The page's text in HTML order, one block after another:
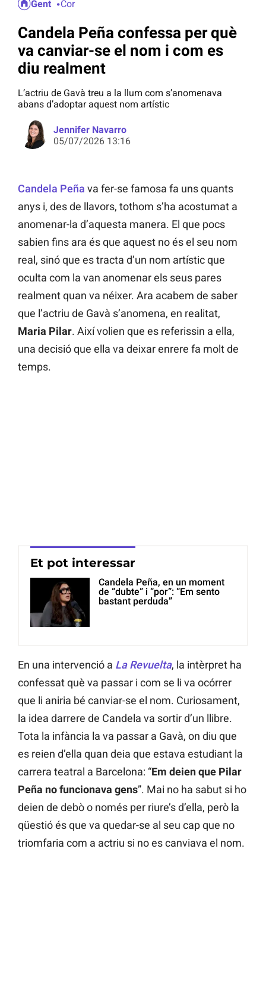
Gent Cor
Candela Peña confessa per què
va canviar-se el nom i com es
diu realment
L’actriu de Gavà treu a la llum com s’anomenava
abans d’adoptar aquest nom artístic
Jennifer Navarro
05/07/2026 13:16
Candela Peña va fer-se famosa fa uns quants
anys i, des de llavors, tothom s’ha acostumat a
anomenar-la d’aquesta manera. El que pocs
sabien fins ara és que aquest no és el seu nom
real, sinó que es tracta d’un nom artístic que
oculta com la van anomenar els seus pares
realment quan va néixer. Ara acabem de saber
que l’actriu de Gavà s’anomena, en realitat,
Maria Pilar. Així volien que es referissin a ella,
una decisió que ella va deixar enrere fa molt de
temps.
Et pot interessar
Candela Peña, en un moment
de “dubte” i “por”: “Em sento
bastant perduda”
En una intervenció a La Revuelta, la intèrpret ha
confessat què va passar i com se li va ocórrer
que li aniria bé canviar-se el nom. Curiosament,
la idea darrere de Candela va sortir d’un llibre.
Tota la infància la va passar a Gavà, on diu que
es reien d’ella quan deia que estava estudiant la
carrera teatral a Barcelona: “Em deien que Pilar
Peña no funcionava gens”. Mai no ha sabut si ho
deien de debò o només per riure’s d’ella, però la
qüestió és que va quedar-se al seu cap que no
triomfaria com a actriu si no es canviava el nom.